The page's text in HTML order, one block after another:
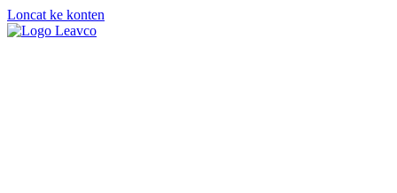
Loncat ke konten